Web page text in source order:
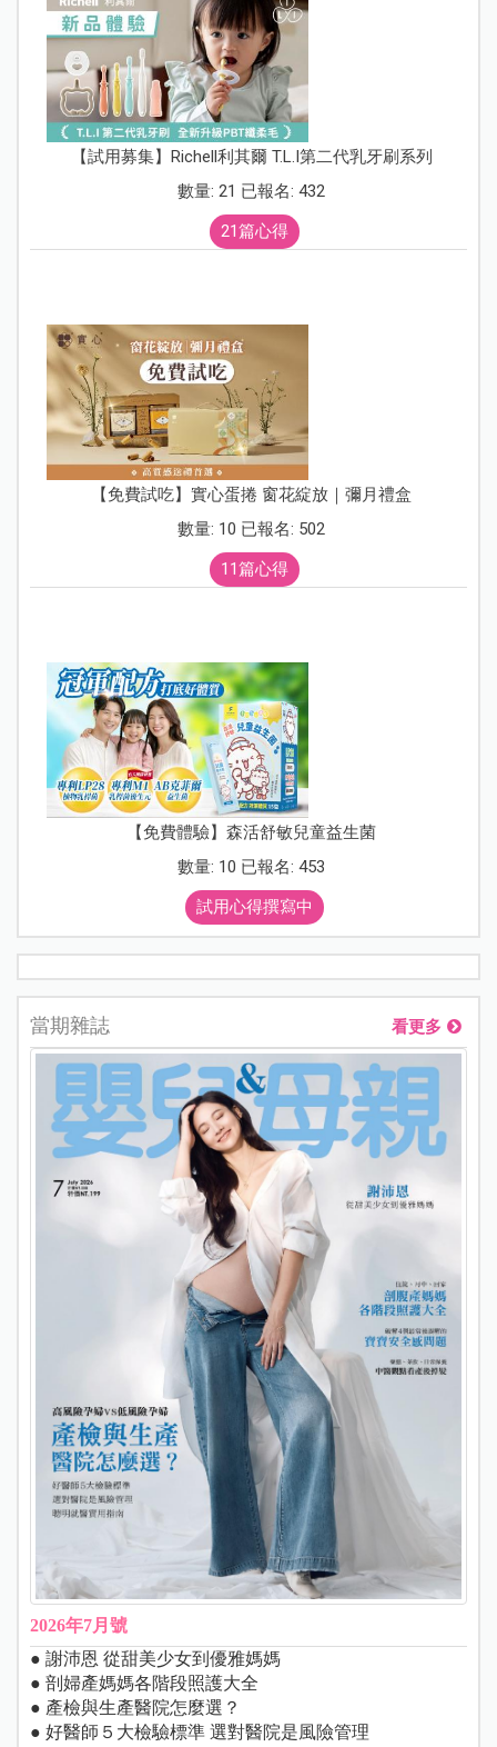
【試用募集】Richell利其爾 T.L.I第二代乳牙刷系列
數量: 21 已報名: 432
21篇心得
【免費試吃】實心蛋捲 窗花綻放｜彌月禮盒
數量: 10 已報名: 502
11篇心得
【免費體驗】森活舒敏兒童益生菌
數量: 10 已報名: 453
試用心得撰寫中
當期雜誌 看更多
2026年7月號
● 謝沛恩 從甜美少女到優雅媽媽
● 剖婦產媽媽各階段照護大全
● 產檢與生產醫院怎麼選？
● 好醫師５大檢驗標準 選對醫院是風險管理